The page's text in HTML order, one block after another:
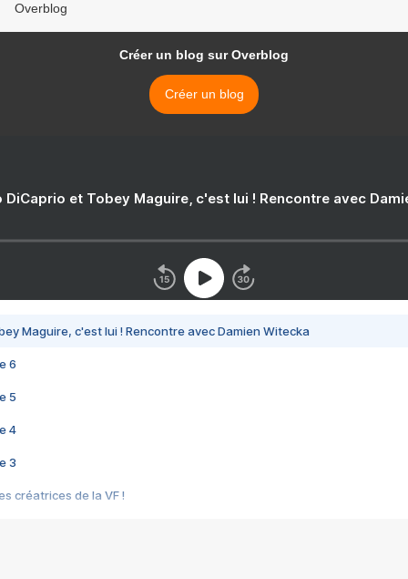
Overblog
Créer un blog sur Overblog
Créer un blog
DiCaprio et Tobey Maguire, c'est lui ! Rencontre avec
Maguire, c'est lui ! Rencontre avec Damien Witecka
6
5
4
3
créatrices de la VF !